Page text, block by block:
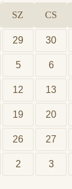
SZ CS
29 30
5 6
12 13
19 20
26 27
2 3